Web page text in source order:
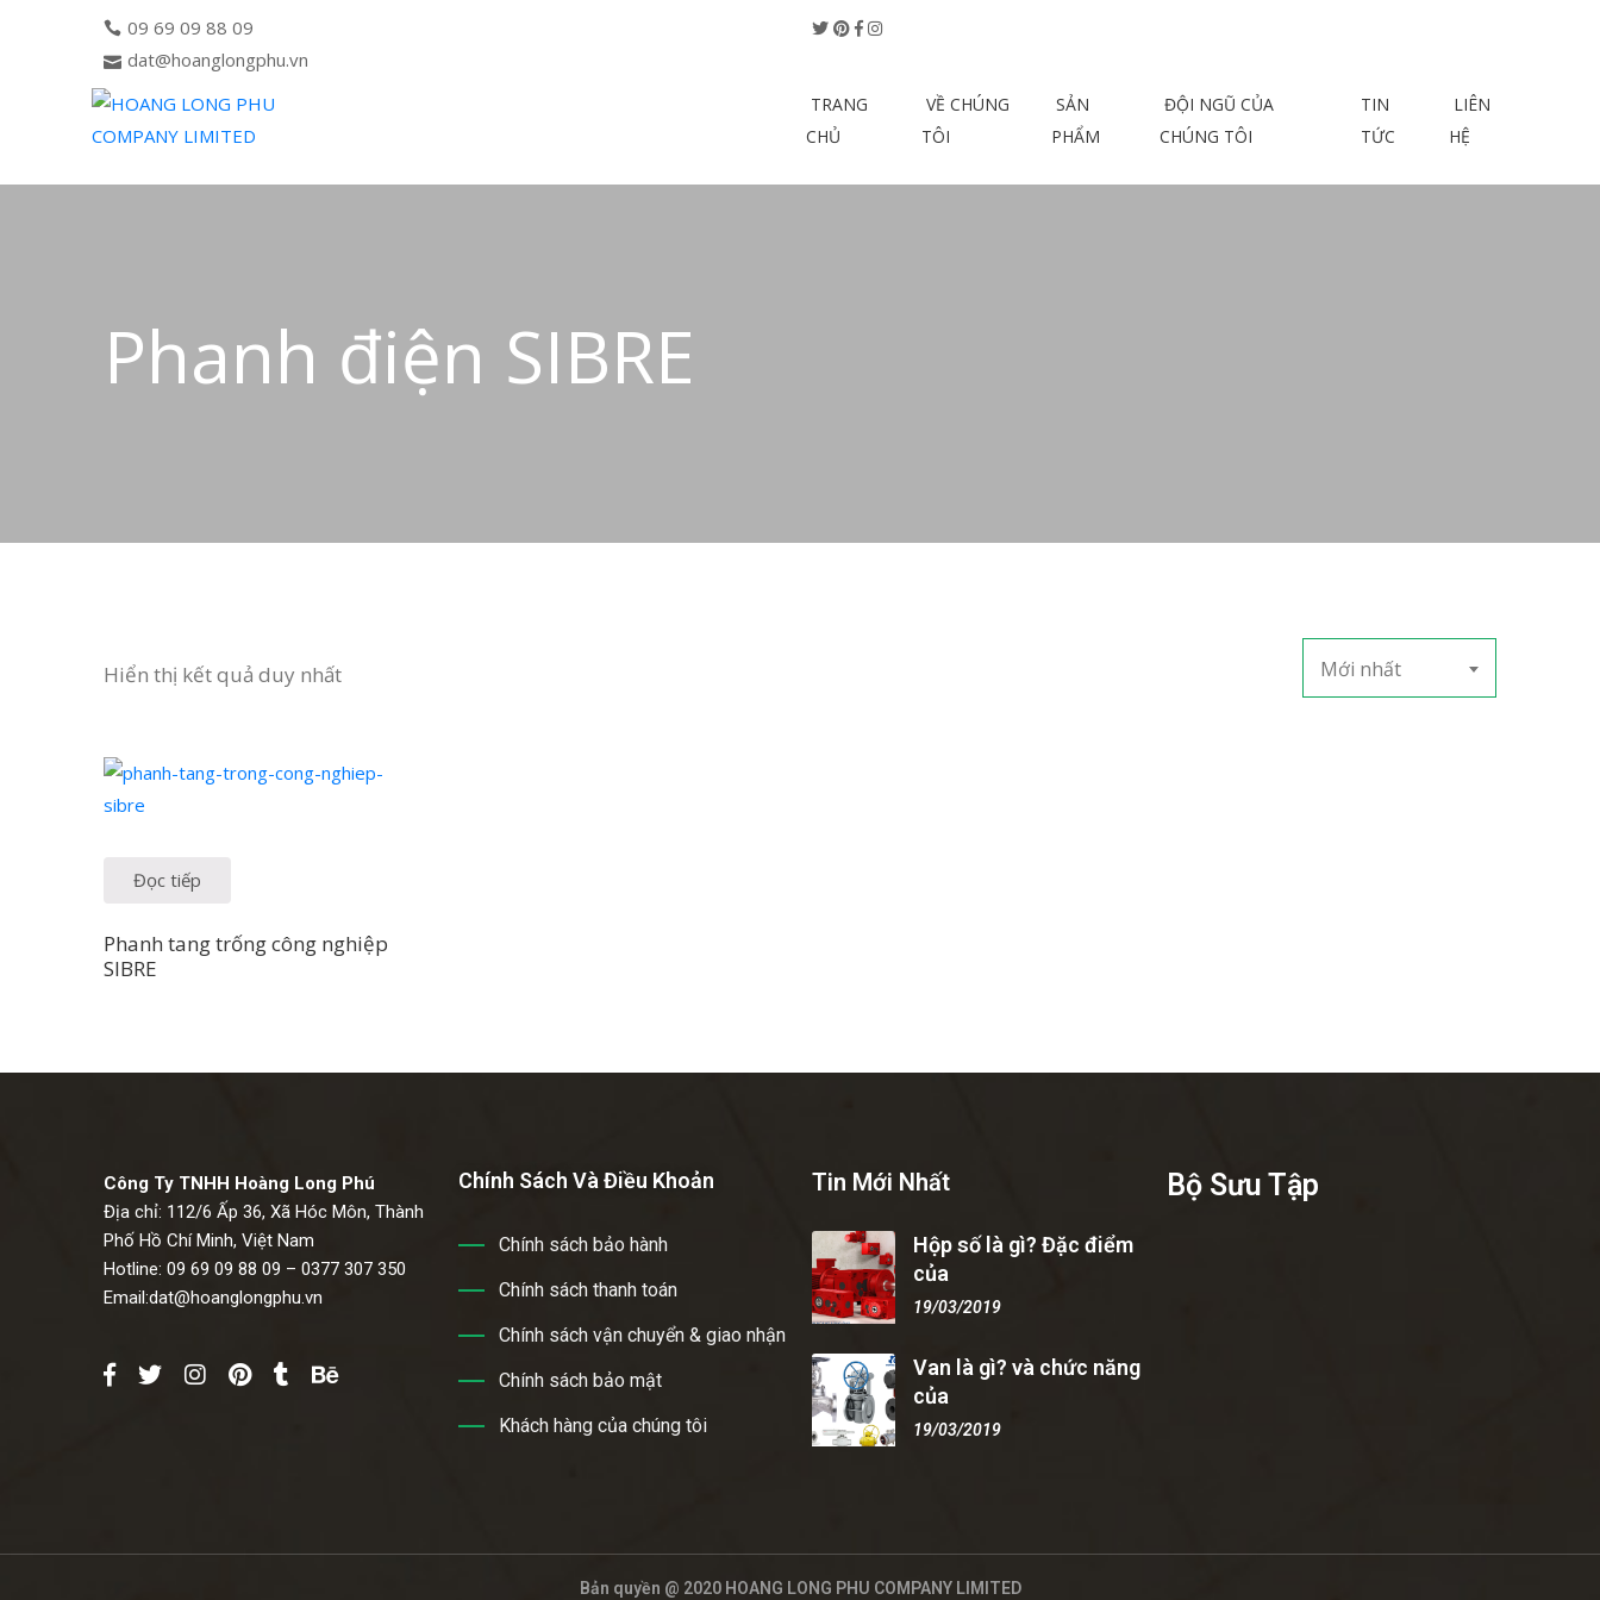
09 69 09 88 09
dat@hoanglongphu.vn
TRANG
CHỦ
VỀ CHÚNG
TÔI
SẢN
PHẨM
ĐỘI NGŨ CỦA
CHÚNG TÔI
TIN
TỨC
LIÊN
HỆ
Phanh điện SIBRE
Hiển thị kết quả duy nhất Mới nhất
Đọc tiếp
Phanh tang trống công nghiệp
SIBRE
Công Ty TNHH Hoàng Long Phú
Địa chỉ: 112/6 Ấp 36, Xã Hóc Môn, Thành
Phố Hồ Chí Minh, Việt Nam
Hotline: 09 69 09 88 09 – 0377 307 350
Email:dat@hoanglongphu.vn
Chính Sách Và Điều Khoản
Chính sách bảo hành
Chính sách thanh toán
Chính sách vận chuyển & giao nhận
Chính sách bảo mật
Khách hàng của chúng tôi
Tin Mới Nhất
Hộp số là gì? Đặc điểm
của
19/03/2019
Van là gì? và chức năng
của
19/03/2019
Bộ Sưu Tập
Bản quyền @ 2020 HOANG LONG PHU COMPANY LIMITED